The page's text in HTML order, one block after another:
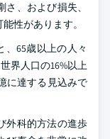
、および損失、
性があります。
、65歳以上の人々
界人口の16%以上
に達する見込みで
外科的方法の進歩